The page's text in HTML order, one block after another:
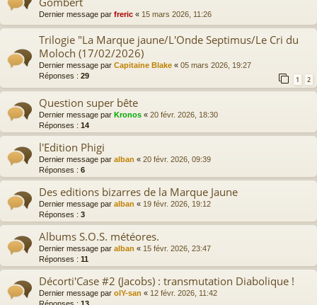
Dernier message par freric « 15 mars 2026, 11:26
Trilogie "La Marque jaune/L'Onde Septimus/Le Cri du
Moloch (17/02/2026)
Dernier message par Capitaine Blake « 05 mars 2026, 19:27
Réponses : 29 1 2
Question super bête
Dernier message par Kronos « 20 févr. 2026, 18:30
Réponses : 14
l'Edition Phigi
Dernier message par alban « 20 févr. 2026, 09:39
Réponses : 6
Des editions bizarres de la Marque Jaune
Dernier message par alban « 19 févr. 2026, 19:12
Réponses : 3
Albums S.O.S. météores.
Dernier message par alban « 15 févr. 2026, 23:47
Réponses : 11
Décorti'Case #2 (Jacobs) : transmutation Diabolique !
Dernier message par olY-san « 12 févr. 2026, 11:42